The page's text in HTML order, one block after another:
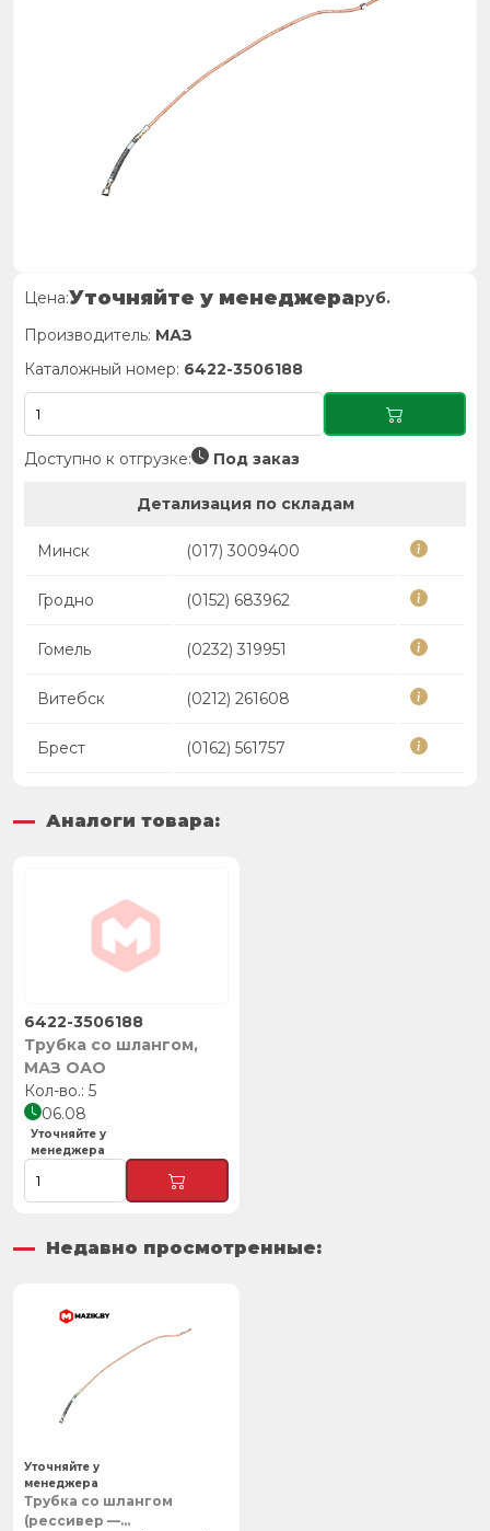
Цена:Уточняйте у менеджераруб.
Производитель: МАЗ
Каталожный номер: 6422-3506188
Доступно к отгрузке: Под заказ
Детализация по складам
Минск (017) 3009400
Гродно (0152) 683962
Гомель (0232) 319951
Витебск (0212) 261608
Брест (0162) 561757
Аналоги товара:
Трубка со шлангом,
МАЗ ОАО
6422-3506188
5
06.08
Уточняйте у
менеджера
Недавно просмотренные:
Трубка со шлангом
(рессивер —
Уточняйте у
менеджера